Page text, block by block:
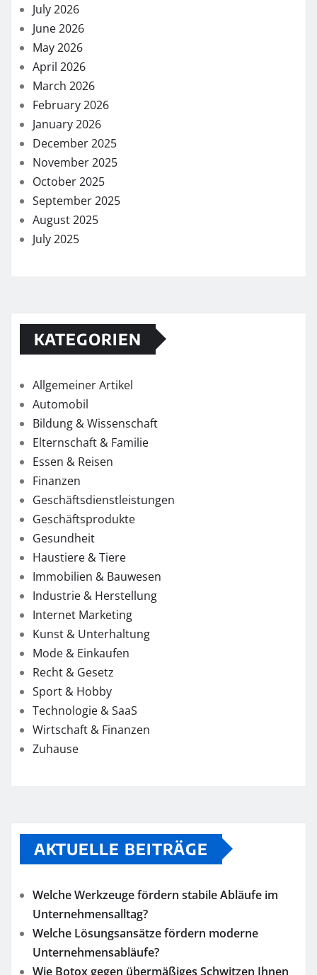
July 2026
June 2026
May 2026
April 2026
March 2026
February 2026
January 2026
December 2025
November 2025
October 2025
September 2025
August 2025
July 2025
KATEGORIEN
Allgemeiner Artikel
Automobil
Bildung & Wissenschaft
Elternschaft & Familie
Essen & Reisen
Finanzen
Geschäftsdienstleistungen
Geschäftsprodukte
Gesundheit
Haustiere & Tiere
Immobilien & Bauwesen
Industrie & Herstellung
Internet Marketing
Kunst & Unterhaltung
Mode & Einkaufen
Recht & Gesetz
Sport & Hobby
Technologie & SaaS
Wirtschaft & Finanzen
Zuhause
AKTUELLE BEITRÄGE
Welche Werkzeuge fördern stabile Abläufe im
Unternehmensalltag?
Welche Lösungsansätze fördern moderne
Unternehmensabläufe?
Wie Botox gegen übermäßiges Schwitzen Ihnen